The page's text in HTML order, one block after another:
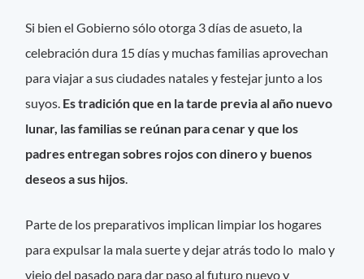
Si bien el Gobierno sólo otorga 3 días de asueto, la
celebración dura 15 días y muchas familias aprovechan
para viajar a sus ciudades natales y festejar junto a los
suyos. Es tradición que en la tarde previa al año nuevo
lunar, las familias se reúnan para cenar y que los
padres entregan sobres rojos con dinero y buenos
deseos a sus hijos.
Parte de los preparativos implican limpiar los hogares
para expulsar la mala suerte y dejar atrás todo lo malo y
viejo del pasado para dar paso al futuro nuevo y